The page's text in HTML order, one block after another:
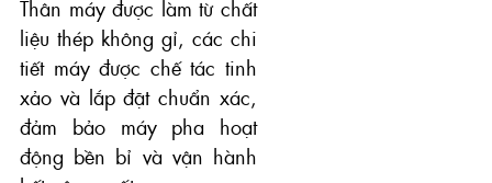
Thân máy được làm từ chất
liệu thép không gỉ, các chi
tiết máy được chế tác tinh
xảo và lắp đặt chuẩn xác,
đảm bảo máy pha hoạt
động bền bỉ và vận hành